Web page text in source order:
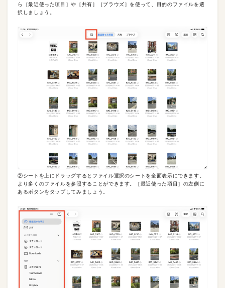
ら［最近使った項目］や［共有］［ブラウズ］を使って、目的のファイルを選
択しましょう。
②シートを上にドラッグするとファイル選択のシートを全面表示にできます。
より多くのファイルを参照することができます。［最近使った項目］の左側に
あるボタンをタップしてみましょう。